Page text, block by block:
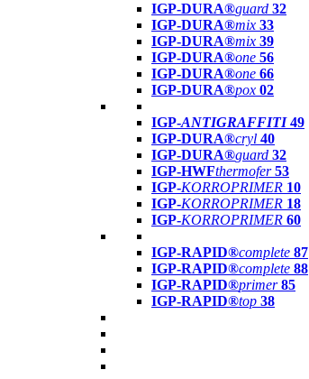
IGP-DURA®guard 32
IGP-DURA®mix 33
IGP-DURA®mix 39
IGP-DURA®one 56
IGP-DURA®one 66
IGP-DURA®pox 02
IGP-ANTIGRAFFITI49
IGP-DURA®cryl 40
IGP-DURA®guard 32
IGP-HWFthermofer 53
IGP-KORROPRIMER 10
IGP-KORROPRIMER 18
IGP-KORROPRIMER 60
IGP-RAPID®complete 87
IGP-RAPID®complete 88
IGP-RAPID®primer 85
IGP-RAPID®top 38